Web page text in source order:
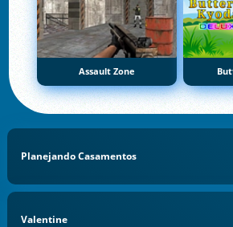
Assault Zone
Planejando Casamentos
Valentine